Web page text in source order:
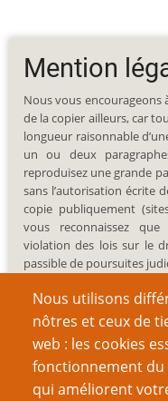
Nous utilisons
nôtres et ceux de
web : les cookies
fonctionnement du
qui améliorent
Mention
Nous vous encourageons
de la copier ailleurs, car
longueur raisonnable
un ou deux
reproduisez une grande
sans l’autorisation écrite
copie publiquement
vous reconnaissez
violation des lois sur le
passible de poursuites
Recherche